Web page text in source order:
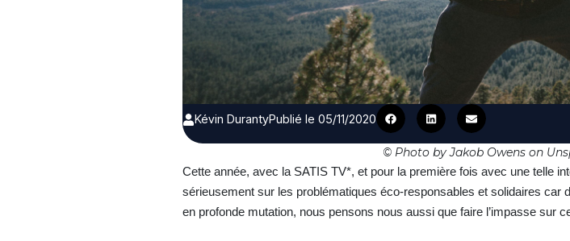
Kévin DurantyPublié le 05/11/2020
© Photo by Jakob Owens on
Cette année, avec la SATIS TV*, et pour la première fois avec une telle
sérieusement sur les problématiques éco-responsables et solidaires car
en profonde mutation, nous pensons nous aussi que faire l’impasse sur